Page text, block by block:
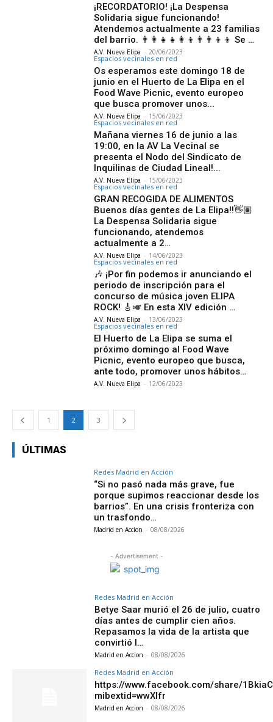
¡RECORDATORIO! ¡La Despensa
Solidaria sigue funcionando!
Atendemos actualmente a 23 familias
del barrio. 👨‍👩‍👧‍👧👩‍👦👨‍👨‍👦‍👦 Se …
A.V. Nueva Elipa - 20/06/2023
Espacios vecinales en red
Os esperamos este domingo 18 de
junio en el Huerto de La Elipa en el
Food Wave Picnic, evento europeo
que busca promover unos...
A.V. Nueva Elipa - 15/06/2023
Espacios vecinales en red
Mañana viernes 16 de junio a las
19:00, en la AV La Vecinal se
presenta el Nodo del Sindicato de
Inquilinas de Ciudad Lineal!...
A.V. Nueva Elipa - 15/06/2023
Espacios vecinales en red
GRAN RECOGIDA DE ALIMENTOS
Buenos días gentes de La Elipa!!👋🏽
La Despensa Solidaria sigue
funcionando, atendemos
actualmente a 2…
A.V. Nueva Elipa - 14/06/2023
Espacios vecinales en red
🎶 ¡Por fin podemos ir anunciando el
periodo de inscripción para el
concurso de música joven ELIPA
ROCK! 🎸🎺 En esta XIV edición …
A.V. Nueva Elipa - 13/06/2023
Espacios vecinales en red
El Huerto de La Elipa se suma el
próximo domingo al Food Wave
Picnic, evento europeo que busca,
ante todo, promover unos hábitos…
A.V. Nueva Elipa - 12/06/2023
1 2 3
ÚLTIMAS
Redes Madrid en Acción
“Si no pasó nada más grave, fue
porque supimos reaccionar desde los
barrios”. En una crisis fronteriza con
un trasfondo…
Madrid en Accion - 08/08/2026
- Advertisement -
Redes Madrid en Acción
Betye Saar murió el 26 de julio, cuatro
días antes de cumplir cien años.
Repasamos la vida de la artista que
convirtió l…
Madrid en Accion - 08/08/2026
Redes Madrid en Acción
https://www.facebook.com/share/
mibextid=wwXIfr
Madrid en Accion - 08/08/2026